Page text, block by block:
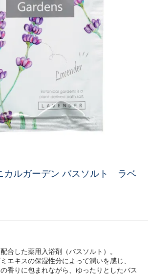
ルガーデン バスソルト ラベ
合した薬用入浴剤（バスソルト）。
エキスの保湿性分によって潤いを感じ、
香りに包まれながら、ゆったりとしたバス